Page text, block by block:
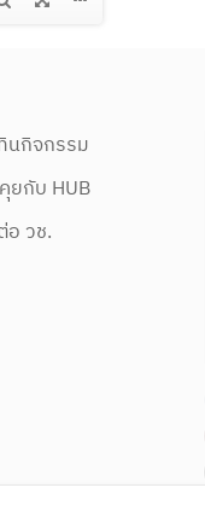
นกิจกรรม
ยกับ HUB
อ วช.